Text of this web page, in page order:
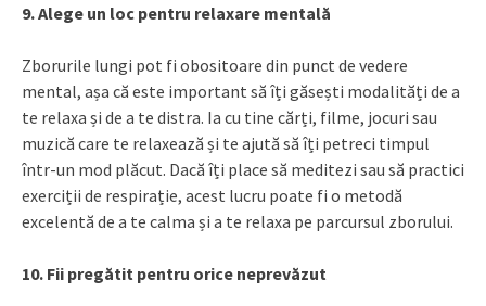
9. Alege un loc pentru relaxare mentală
Zborurile lungi pot fi obositoare din punct de vedere
mental, așa că este important să îți găsești modalități de a
te relaxa și de a te distra. Ia cu tine cărți, filme, jocuri sau
muzică care te relaxează și te ajută să îți petreci timpul
într-un mod plăcut. Dacă îți place să meditezi sau să practici
exerciții de respirație, acest lucru poate fi o metodă
excelentă de a te calma și a te relaxa pe parcursul zborului.
10. Fii pregătit pentru orice neprevăzut